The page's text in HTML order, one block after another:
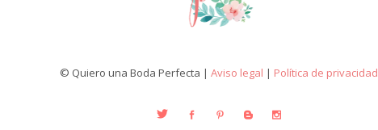
© Quiero una Boda Perfecta | Aviso legal | Política de privacidad